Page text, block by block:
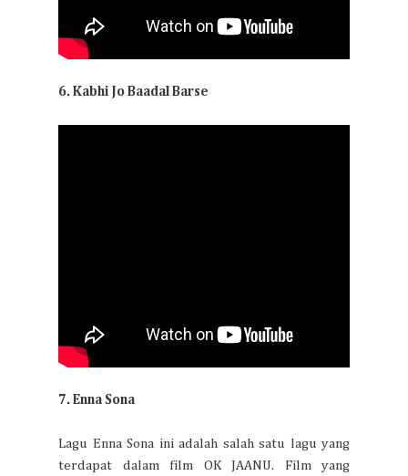
6. Kabhi Jo Baadal Barse
7. Enna Sona
Lagu Enna Sona ini adalah salah satu lagu yang
terdapat dalam film OK JAANU. Film yang